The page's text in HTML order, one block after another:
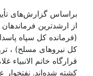
براساس گزارش‌های
از ارشدترین
(فرمانده کل سپاه
کل نیروهای مسلح) ،
قرارگاه خاتم الانبیاء
کشته شده‌اند.